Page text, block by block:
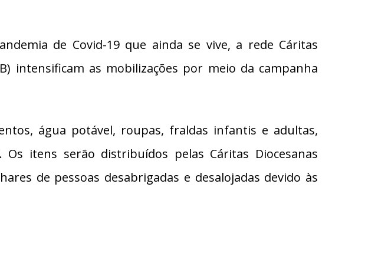
de Covid-19 que ainda se vive, a rede Cáritas
intensificam as mobilizações por meio da campanha
água potável, roupas, fraldas infantis e adultas,
itens serão distribuídos pelas Cáritas Diocesanas
de pessoas desabrigadas e desalojadas devido às